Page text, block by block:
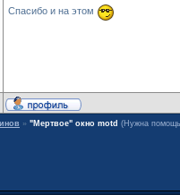
Спасибо и на этом
» "Мертвое" окно motd (Нужна